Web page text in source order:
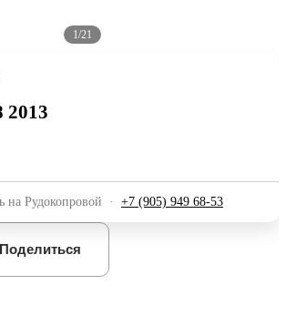
1/21
2013
на Рудокопровой · +7 (905) 949 68-53
Поделиться